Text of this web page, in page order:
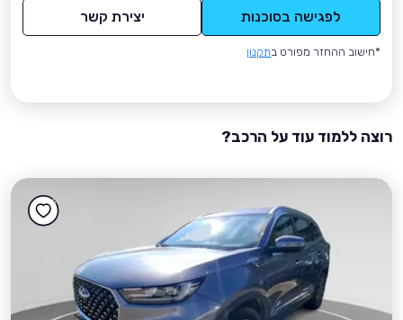
לפגישה בסוכנות יצירת קשר
*חישוב ההחזר מפורט בתקנון
רוצה ללמוד עוד על הרכב?